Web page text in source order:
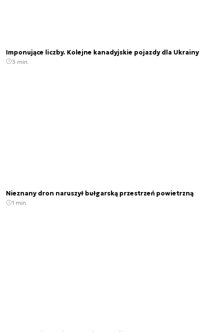
Imponujące liczby. Kolejne kanadyjskie pojazdy dla Ukrainy
3 min.
Nieznany dron naruszył bułgarską przestrzeń powietrzną
1 min.